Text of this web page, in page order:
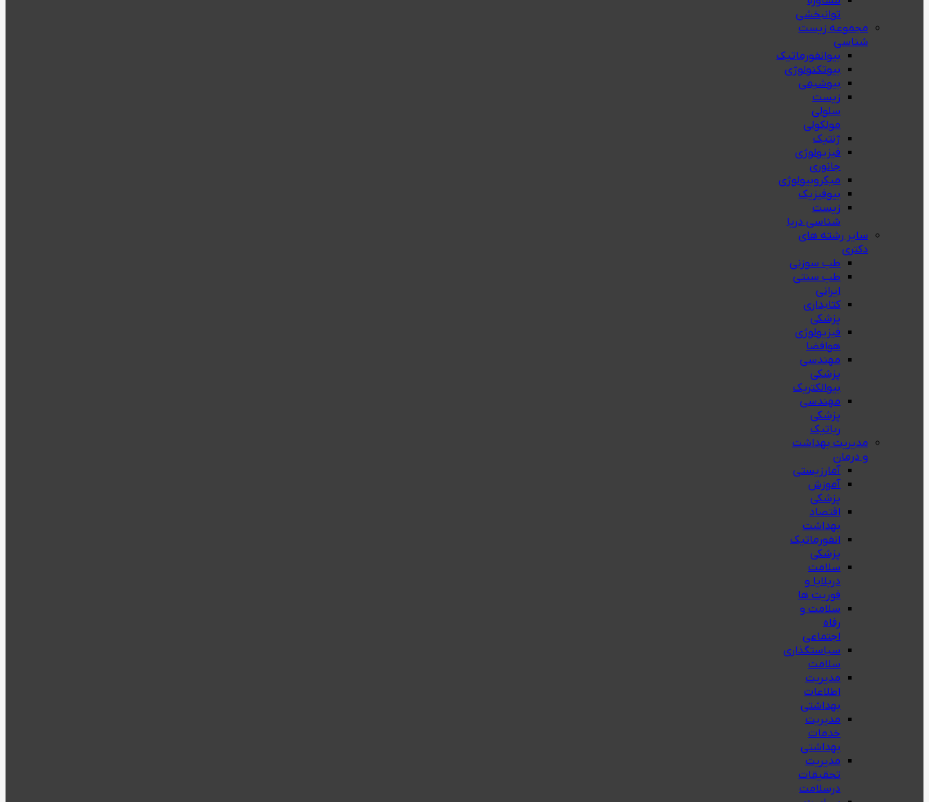
توانبخشی
مجموعه زیست
شناسی
بیوانفورماتیک
بیوتکنولوژی
بیوشیمی
زیست
سلولی
مولکولی
ژنتیک
فیزیولوژی
جانوری
میکروبیولوژی
بيوفيزيك
زیست
شناسی دریا
سایر رشته های
دکتری
طب سوزنی
طب سنتی
ایرانی
کتابداری
پزشکی
فیزیولوژی
هوافضا
مهندسی
پزشکی
بیوالکتریک
مهندسی
پزشکی
رباتیک
مدیریت بهداشت
و درمان
آمارزیستی
آموزش
پزشکی
اقتصاد
بهداشت
انفورماتیک
پزشکی
سلامت
دربلايا و
فوريت ها
سلامت و
رفاه
اجتماعی
سیاستگذاری
سلامت
مدیریت
اطلاعات
بهداشتی
مدیریت
خدمات
بهداشتی
مدیریت
تحقیقات
درسلامت